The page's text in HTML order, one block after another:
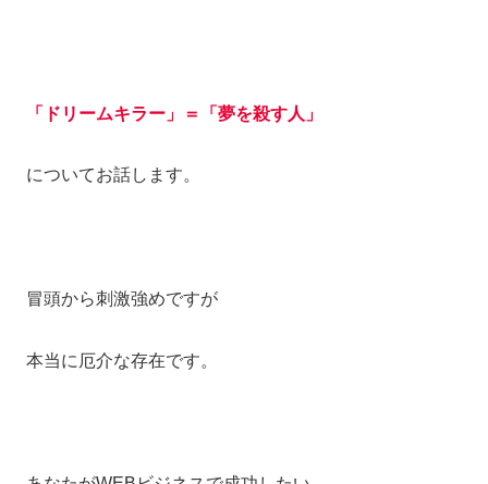
「ドリームキラー」＝「夢を殺す人」
についてお話します。
冒頭から刺激強めですが
本当に厄介な存在です。